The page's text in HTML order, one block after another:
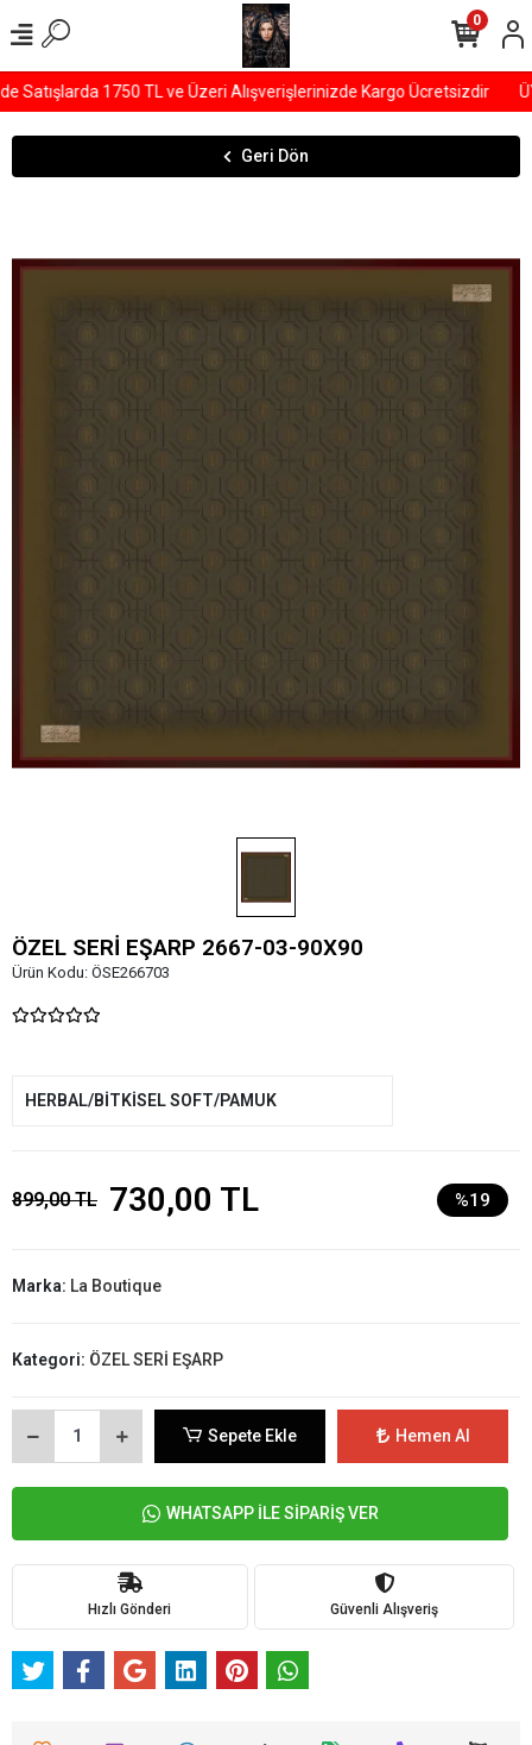
1750 TL ve Üzeri Alışverişlerinizde Kargo Ücretsizdir
0
Geri Dön
ÖZEL SERİ EŞARP 2667-03-90X90
Ürün Kodu: ÖSE266703
HERBAL/BİTKİSEL SOFT/PAMUK
899,00 TL 730,00 TL %19
Marka: La Boutique
Kategori: ÖZEL SERİ EŞARP
Sepete Ekle Hemen Al
WHATSAPP İLE SİPARİŞ VER
Hızlı Gönderi Güvenli Alışveriş